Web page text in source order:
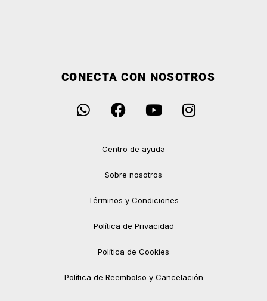
CONECTA CON NOSOTROS
Centro de ayuda
Sobre nosotros
Términos y Condiciones
Política de Privacidad
Política de Cookies
Política de Reembolso y Cancelación